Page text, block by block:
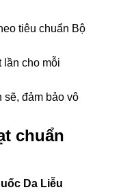
tiêu chuẩn Bộ
lần cho mỗi
sẽ, đảm bảo vô
chuẩn
Da Liễu